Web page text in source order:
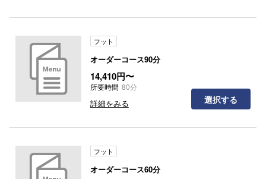
フット
オーダーコース90分
14,410円〜
所要時間 80分
詳細をみる 選択する
フット
オーダーコース60分